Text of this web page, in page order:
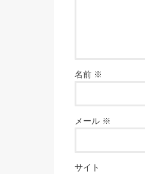
名前 ※
メール ※
サイト